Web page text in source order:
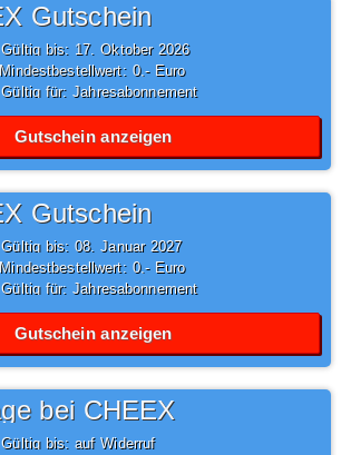
Gutschein
Gültig bis: 17.Oktober2026
Mindestbestellwert: 0,- Euro
Gültig für: Jahresabonnement
Gutschein anzeigen
Gutschein
Gültig bis: 08.Januar2027
Mindestbestellwert: 0,- Euro
Gültig für: Jahresabonnement
Gutschein anzeigen
bei CHEEX
Gültig bis: auf Widerruf